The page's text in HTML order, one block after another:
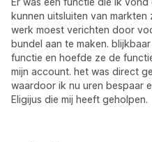
kunnen uitsluiten van
werk moest verichten door
bundel aan te maken.
functie en hoefde ze de
mijn account. het was direct
waardoor ik nu uren bespaar
Eligijus die mij heeft geholpen.